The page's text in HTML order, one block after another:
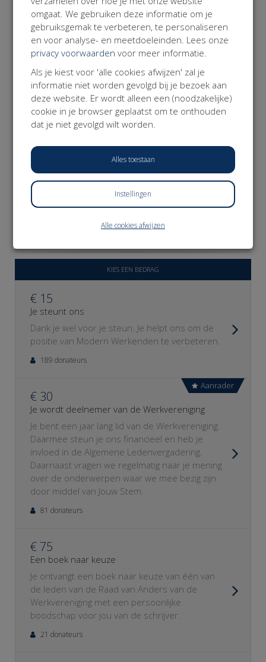
De Werkvereniging is het belangenplatform voor Modern
Werkenden; professionals die zelfstandig werken. De
Werkvereniging zet zich in voor een fundamentele
hervorming van de arbeidsmarkt en het sociale stelsel.
Missie: alle werkenden weten zich verzekerd van dezelfde
basis aan zekerheden die meebewegen met hun leven,
hun werk en de keuzes die ze daarin maken.
www.werkvereniging.nl
DONEER NU
KIES EEN BEDRAG
€ 15
Je steunt ons
Dank je wel voor je steun. Je helpt ons om de
positie van Modern Werkenden te verbeteren.
189 donateurs
Aanrader
€ 30
Je wordt deelnemer van de Werkvereniging
Je bent een jaar lang lid van de Werkvereniging.
Daarmee steun je ons financieel en heb je
invloed in de Algemene Ledenvergadering.
Daarnaast vragen we regelmatig naar je mening
over de onderwerpen waar we mee bezig zijn
door middel van Jouw Stem.
81 donateurs
€ 75
Een boek naar keuze
Je ontvangt een boek naar keuze van één van
de leden van de Raad van Anders van de
Werkvereniging met een persoonlijke
boodschap voor jou van de schrijver.
21 donateurs
omgaat. We gebruiken deze informatie om je
gebruiksgemak te verbeteren, te personaliseren
en voor analyse- en meetdoeleinden. Lees onze
privacy voorwaarden voor meer informatie.
Als je kiest voor 'alle cookies afwijzen' zal je
informatie niet worden gevolgd bij je bezoek aan
deze website. Er wordt alleen een (noodzakelijke)
cookie in je browser geplaatst om te onthouden
dat je niet gevolgd wilt worden.
Alles toestaan
Instellingen
Alle cookies afwijzen